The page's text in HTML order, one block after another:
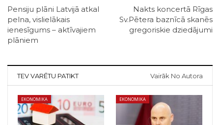
Pensiju plāni Latvijā atkal
pelna, vislielākais
ienesīgums – aktīvajiem
plāniem
Nakts koncertā Rīgas
Sv.Pētera baznīcā skanēs
gregoriskie dziedājumi
TEV VARĒTU PATIKT Vairāk No Autora
EKONOMIKA EKONOMIKA